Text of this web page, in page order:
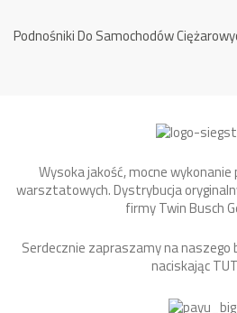
Podnośniki Do Samochodów
Wysoka jakość, mocne
warsztatowych. Dystrybucja
firmy Twin Busch
Serdecznie zapraszamy na naszego
naciskając